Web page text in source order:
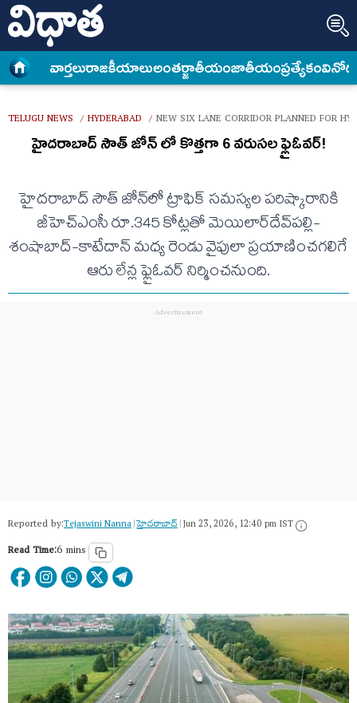
వార్త‌లురాజకీయాలుఅంత‌ర్జాతీయంజాతీయంప్రత్యేకం
TELUGU NEWS / HYDERABAD / NEW SIX LANE CORRIDOR PLANNED FOR
హైదరాబాద్ సౌత్ జోన్ లో కొత్తగా 6 వరుసల ఫ్లైఓవర్​!
హైదరాబాద్ సౌత్ జోన్‌లో ట్రాఫిక్ సమస్యల పరిష్కారానికి
జీహెచ్ఎంసీ రూ.345 కోట్లతో మెయిలార్‌దేవ్‌పల్లి-
శంషాబాద్-కాటేదాన్​ మధ్య రెండు వైపులా ప్రయాణించగలిగే
ఆరు లేన్ల ఫ్లైఓవర్​ నిర్మించనుంది.
Reported by:Tejaswini Nanna|హైదరాబాద్​|Jun 23, 2026, 12:40 pm IST
Read Time:6 mins